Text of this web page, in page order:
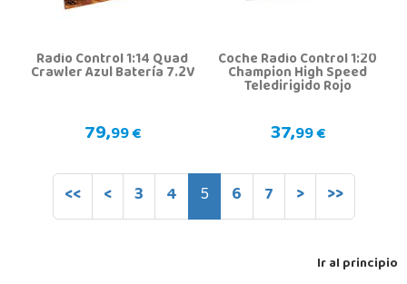
Radio Control 1:14 Quad
Crawler Azul Batería 7.2V
79,99 €
Coche Radio Control 1:20
Champion High Speed
Teledirigido Rojo
37,99 €
<< < 3 4 5 6 7 > >>
Ir al principio